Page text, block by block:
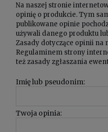
Na naszej stronie
opinię o produkcie. Tym
publikowane opinie
używali danego produktu
Zasady dotyczące opinii na
Regulaminem strony
też zasady zgłaszania
Imię lub pseudonim:
Twoja opinia: